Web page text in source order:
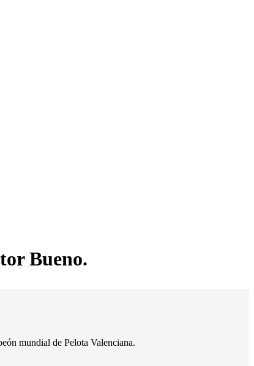
Bueno.
mundial de Pelota Valenciana.